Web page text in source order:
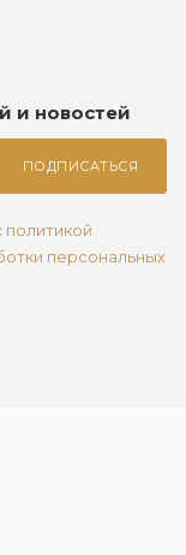
и новостей
ПОДПИСАТЬСЯ
политикой
персональных